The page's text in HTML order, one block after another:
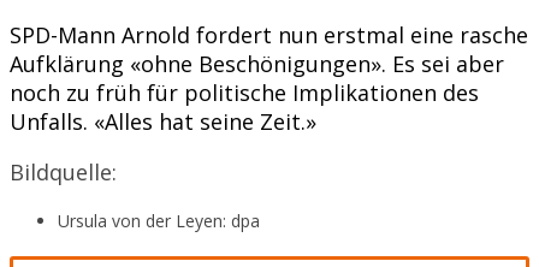
SPD-Mann Arnold fordert nun erstmal eine rasche
Aufklärung «ohne Beschönigungen». Es sei aber
noch zu früh für politische Implikationen des
Unfalls. «Alles hat seine Zeit.»
Bildquelle:
Ursula von der Leyen: dpa